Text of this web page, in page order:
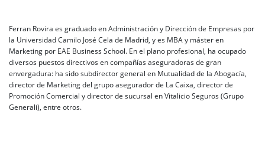
Ferran Rovira es graduado en Administración y Dirección de Empresas por
la Universidad Camilo José Cela de Madrid, y es MBA y máster en
Marketing por EAE Business School. En el plano profesional, ha ocupado
diversos puestos directivos en compañías aseguradoras de gran
envergadura: ha sido subdirector general en Mutualidad de la Abogacía,
director de Marketing del grupo asegurador de La Caixa, director de
Promoción Comercial y director de sucursal en Vitalicio Seguros (Grupo
Generali), entre otros.